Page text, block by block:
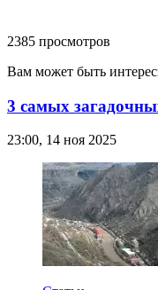
2385 просмотров
Вам может быть
3 самых
23:00, 14 ноя 2025